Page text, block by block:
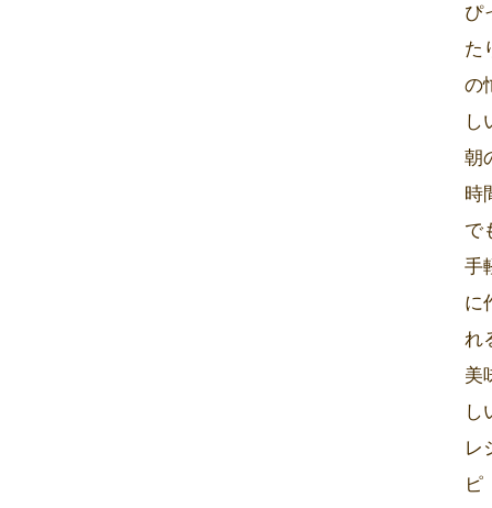
ぴ
た
の
し
朝
時
で
手
に
れ
美
し
レ
ピ